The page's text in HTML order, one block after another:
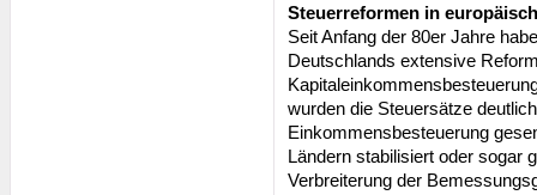
Steuerreformen in
Seit Anfang der 80er Jahre
Deutschlands extensive
wurden die Steuersätze
Einkommensbesteuerung
Ländern stabilisiert oder sogar
Verbreiterung der